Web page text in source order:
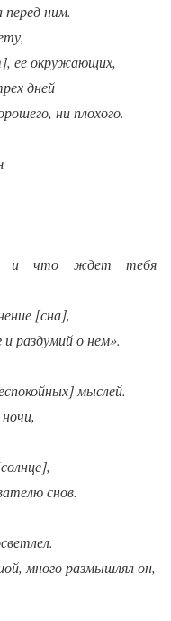
ним.
ее окружающих,
дней
ни плохого.
и что ждет тебя
[сна],
раздумий о нем».
мыслей.
снов.
много размышлял он,